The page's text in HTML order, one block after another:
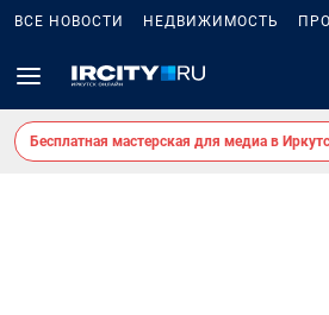
ВСЕ НОВОСТИ НЕДВИЖИМОСТЬ
Бесплатная мастерская для медиа в